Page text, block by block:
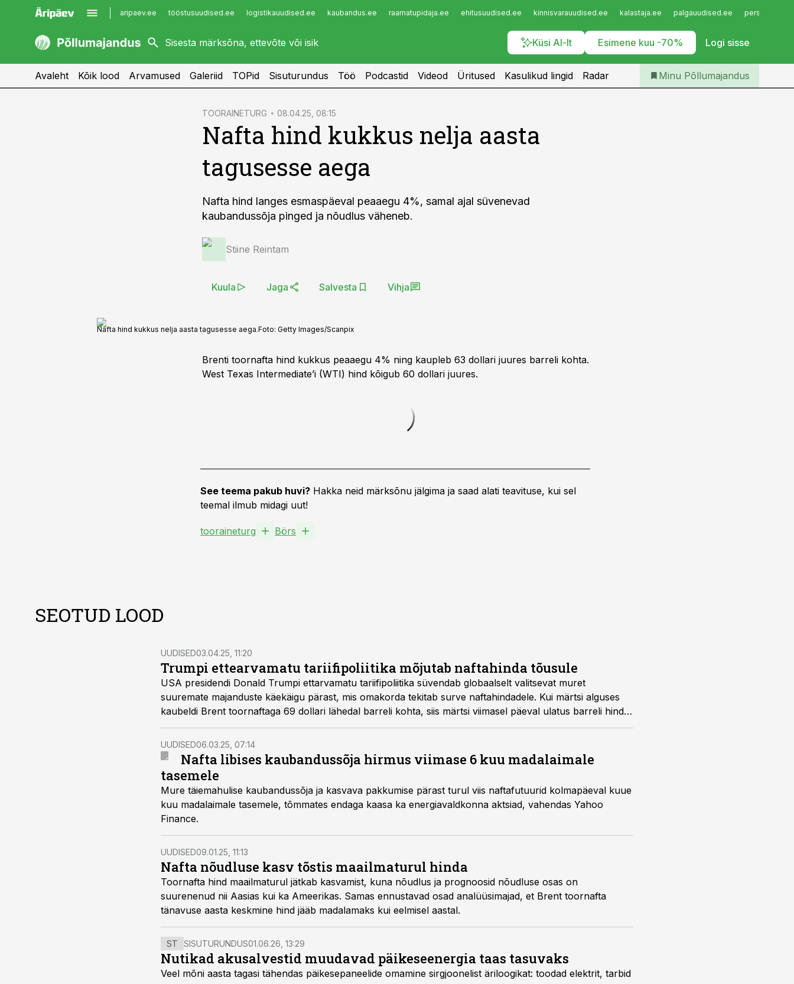
aripaev.ee tööstusuudised.ee logistikauudised.ee kaubandus.ee raamatupidaja.ee ehitusuudised.ee kinnisvarauudised.ee kalastaja.ee palgauudised.ee
Küsi AI-lt Esimene kuu -70% Logi sisse
kaubandus.ee
kinnisvarauudised.ee
imelineajalugu.ee
Infopank
Iseteenindus
Telli Põllumajandus
Avaleht Kõik lood Arvamused Galeriid TOPid Sisuturundus Töö Podcastid Videod Üritused Kasulikud lingid Radar Minu Põllumajandus
TOORAINETURG 08.04.25, 08:15
Nafta hind kukkus nelja aasta
tagusesse aega
Nafta hind langes esmaspäeval peaaegu 4%, samal ajal süvenevad
kaubandussõja pinged ja nõudlus väheneb.
Stiine Reintam
Kuula Jaga Salvesta Vihja
Nafta hind kukkus nelja aasta tagusesse aega.Foto: Getty Images/Scanpix
Brenti toornafta hind kukkus peaaegu 4% ning kaupleb 63 dollari juures barreli kohta.
West Texas Intermediate’i (WTI) hind kõigub 60 dollari juures.
See teema pakub huvi? Hakka neid märksõnu jälgima ja saad alati teavituse, kui sel
teemal ilmub midagi uut!
tooraineturg Börs
SEOTUD LOOD
UUDISED03.04.25, 11:20
Trumpi ettearvamatu tariifipoliitika mõjutab naftahinda tõusule
USA presidendi Donald Trumpi ettarvamatu tariifipoliitika süvendab globaalselt valitsevat muret
suuremate majanduste käekäigu pärast, mis omakorda tekitab surve naftahindadele. Kui märtsi alguses
kaubeldi Brent toornaftaga 69 dollari lähedal barreli kohta, siis märtsi viimasel päeval ulatus barreli hind
ligi 75 USA dollarini.
UUDISED06.03.25, 07:14
Nafta libises kaubandussõja hirmus viimase 6 kuu madalaimale
tasemele
Mure täiemahulise kaubandussõja ja kasvava pakkumise pärast turul viis naftafutuurid kolmapäeval kuue
kuu madalaimale tasemele, tõmmates endaga kaasa ka energiavaldkonna aktsiad, vahendas Yahoo
Finance.
UUDISED09.01.25, 11:13
Nafta nõudluse kasv tõstis maailmaturul hinda
Toornafta hind maailmaturul jätkab kasvamist, kuna nõudlus ja prognoosid nõudluse osas on
suurenenud nii Aasias kui ka Ameerikas. Samas ennustavad osad analüüsimajad, et Brent toornafta
tänavuse aasta keskmine hind jääb madalamaks kui eelmisel aastal.
ST SISUTURUNDUS01.06.26, 13:29
Nutikad akusalvestid muudavad päikeseenergia taas tasuvaks
Veel mõni aasta tagasi tähendas päikesepaneelide omamine sirgjoonelist äriloogikat: toodad elektrit, tarbid